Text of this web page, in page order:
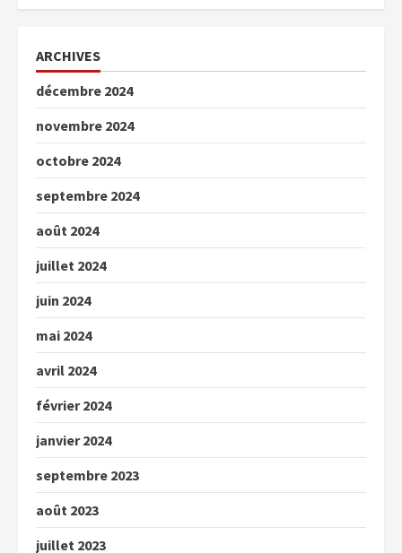
ARCHIVES
décembre 2024
novembre 2024
octobre 2024
septembre 2024
août 2024
juillet 2024
juin 2024
mai 2024
avril 2024
février 2024
janvier 2024
septembre 2023
août 2023
juillet 2023